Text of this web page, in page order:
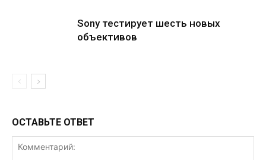
Sony тестирует шесть новых
объективов
ОСТАВЬТЕ ОТВЕТ